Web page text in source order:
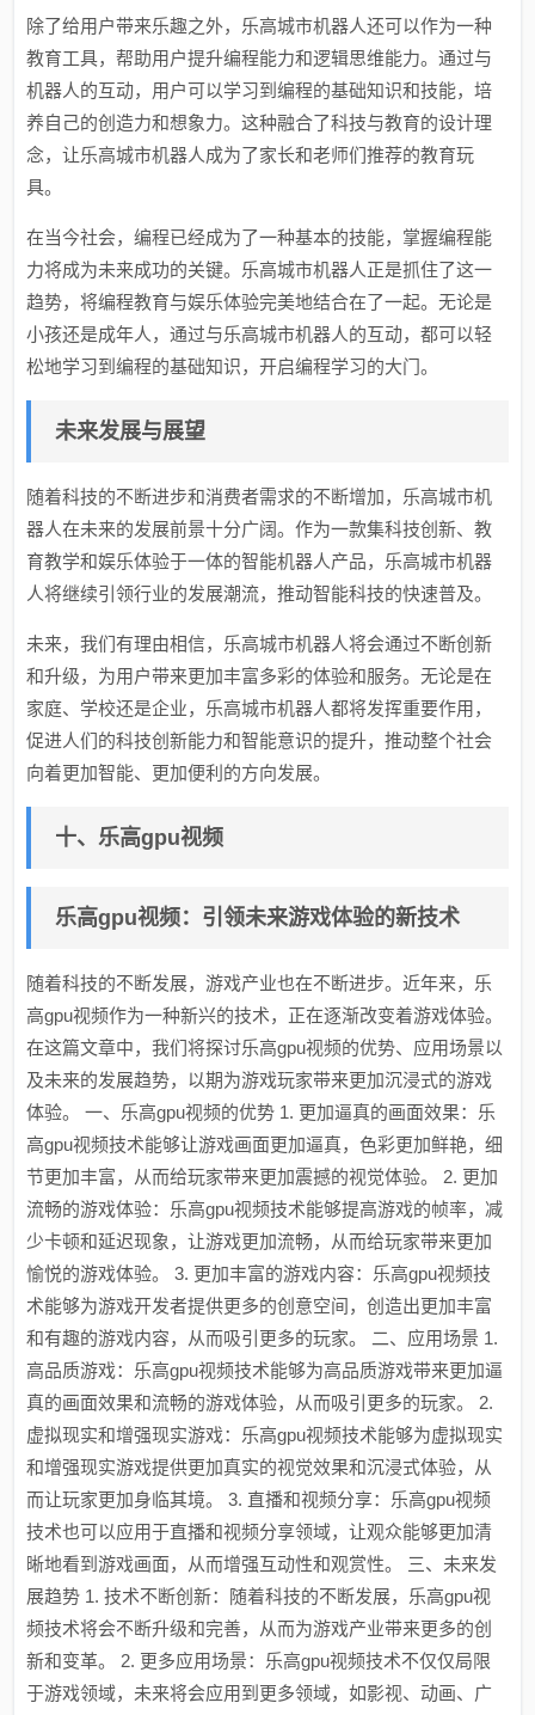
除了给用户带来乐趣之外，乐高城市机器人还可以作为一种
教育工具，帮助用户提升编程能力和逻辑思维能力。通过与
机器人的互动，用户可以学习到编程的基础知识和技能，培
养自己的创造力和想象力。这种融合了科技与教育的设计理
念，让乐高城市机器人成为了家长和老师们推荐的教育玩
具。
在当今社会，编程已经成为了一种基本的技能，掌握编程能
力将成为未来成功的关键。乐高城市机器人正是抓住了这一
趋势，将编程教育与娱乐体验完美地结合在了一起。无论是
小孩还是成年人，通过与乐高城市机器人的互动，都可以轻
松地学习到编程的基础知识，开启编程学习的大门。
未来发展与展望
随着科技的不断进步和消费者需求的不断增加，乐高城市机
器人在未来的发展前景十分广阔。作为一款集科技创新、教
育教学和娱乐体验于一体的智能机器人产品，乐高城市机器
人将继续引领行业的发展潮流，推动智能科技的快速普及。
未来，我们有理由相信，乐高城市机器人将会通过不断创新
和升级，为用户带来更加丰富多彩的体验和服务。无论是在
家庭、学校还是企业，乐高城市机器人都将发挥重要作用，
促进人们的科技创新能力和智能意识的提升，推动整个社会
向着更加智能、更加便利的方向发展。
十、乐高gpu视频
乐高gpu视频：引领未来游戏体验的新技术
随着科技的不断发展，游戏产业也在不断进步。近年来，乐
高gpu视频作为一种新兴的技术，正在逐渐改变着游戏体验。
在这篇文章中，我们将探讨乐高gpu视频的优势、应用场景以
及未来的发展趋势，以期为游戏玩家带来更加沉浸式的游戏
体验。 一、乐高gpu视频的优势 1. 更加逼真的画面效果：乐
高gpu视频技术能够让游戏画面更加逼真，色彩更加鲜艳，细
节更加丰富，从而给玩家带来更加震撼的视觉体验。 2. 更加
流畅的游戏体验：乐高gpu视频技术能够提高游戏的帧率，减
少卡顿和延迟现象，让游戏更加流畅，从而给玩家带来更加
愉悦的游戏体验。 3. 更加丰富的游戏内容：乐高gpu视频技
术能够为游戏开发者提供更多的创意空间，创造出更加丰富
和有趣的游戏内容，从而吸引更多的玩家。 二、应用场景 1.
高品质游戏：乐高gpu视频技术能够为高品质游戏带来更加逼
真的画面效果和流畅的游戏体验，从而吸引更多的玩家。 2.
虚拟现实和增强现实游戏：乐高gpu视频技术能够为虚拟现实
和增强现实游戏提供更加真实的视觉效果和沉浸式体验，从
而让玩家更加身临其境。 3. 直播和视频分享：乐高gpu视频
技术也可以应用于直播和视频分享领域，让观众能够更加清
晰地看到游戏画面，从而增强互动性和观赏性。 三、未来发
展趋势 1. 技术不断创新：随着科技的不断发展，乐高gpu视
频技术将会不断升级和完善，从而为游戏产业带来更多的创
新和变革。 2. 更多应用场景：乐高gpu视频技术不仅仅局限
于游戏领域，未来将会应用到更多领域，如影视、动画、广